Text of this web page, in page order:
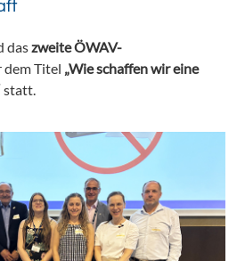
daszweite ÖWAV-
dem Titel „Wie schaffen wir eine
statt.